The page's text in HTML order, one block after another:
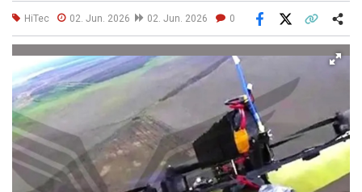
HiTec 02. Jun. 2026 02. Jun. 2026 0
Facebook